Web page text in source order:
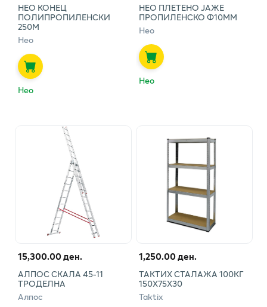
НЕО КОНЕЦ
ПОЛИПРОПИЛЕНСКИ
250М
Нео
Нео
НЕО ПЛЕТЕНО ЈАЖЕ
ПРОПИЛЕНСКО Ф10ММ
Нео
Нео
15,300.00 ден.
АЛПОС СКАЛА 45-11
ТРОДЕЛНА
Алпос
1,250.00 ден.
ТАКТИХ СТАЛАЖА 100КГ
150Х75Х30
Taktix